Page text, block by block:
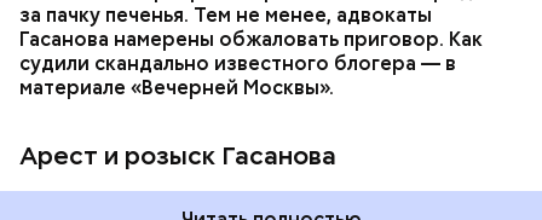
за пачку печенья. Тем не менее, адвокаты
Гасанова намерены обжаловать приговор. Как
судили скандально известного блогера — в
материале «Вечерней Москвы».
Арест и розыск Гасанова